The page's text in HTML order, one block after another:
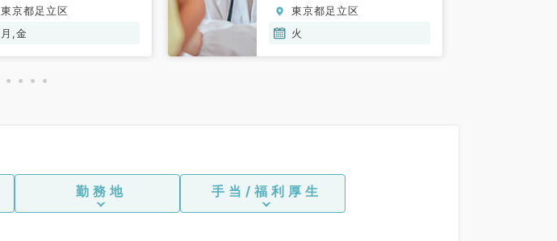
東京都足立区
月,金
東京都足立区
火
勤務地 手当/福利厚生